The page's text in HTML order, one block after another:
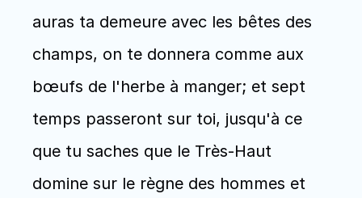
auras ta demeure avec les bêtes des
champs, on te donnera comme aux
bœufs de l'herbe à manger; et sept
temps passeront sur toi, jusqu'à ce
que tu saches que le Très-Haut
domine sur le règne des hommes et